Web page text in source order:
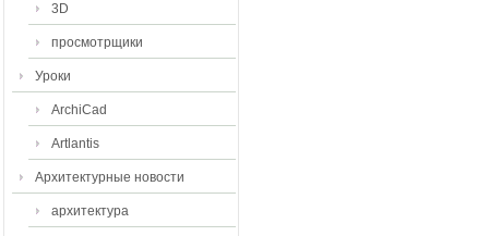
3D
просмотрщики
Уроки
ArchiCad
Artlantis
Архитектурные новости
архитектура